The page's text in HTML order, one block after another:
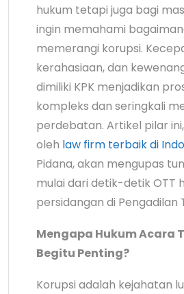
hukum tetapi juga bagi
ingin memahami
memerangi korupsi.
kerahasiaan, dan
dimiliki KPK menjadikan
kompleks dan seringkali
perdebatan. Artikel pilar
oleh law firm terbaik di
Pidana, akan mengupas
mulai dari detik-detik OTT
persidangan di Pengadilan
Mengapa Hukum Acara
Begitu Penting?
Korupsi adalah kejahatan